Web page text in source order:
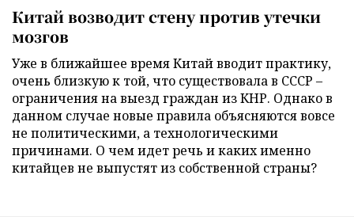
Китай возводит стену против утечки
мозгов
Уже в ближайшее время Китай вводит практику,
очень близкую к той, что существовала в СССР –
ограничения на выезд граждан из КНР. Однако в
данном случае новые правила объясняются вовсе
не политическими, а технологическими
причинами. О чем идет речь и каких именно
китайцев не выпустят из собственной страны?